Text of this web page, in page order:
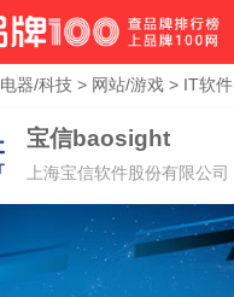
电器/科技 > 网站/游戏 > IT软件
宝信baosight
上海宝信软件股份有限公司